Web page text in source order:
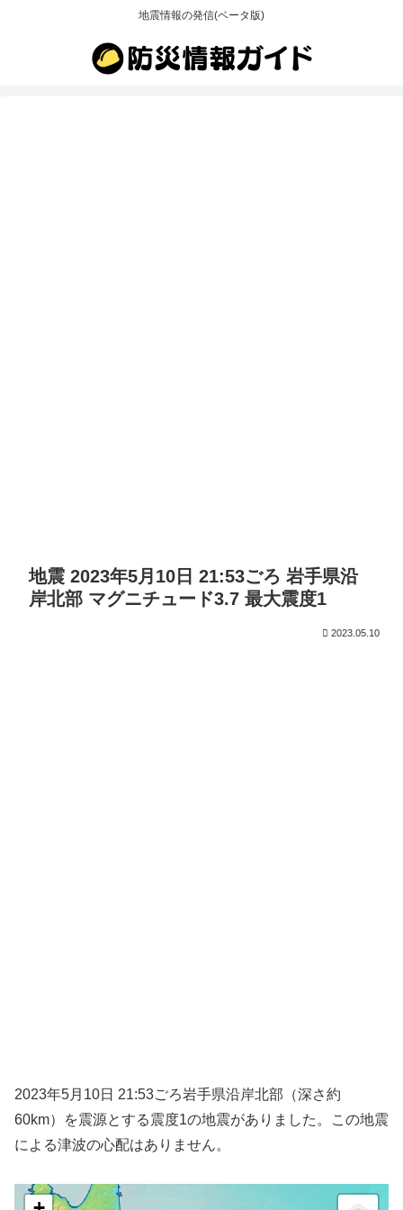
地震情報の発信(ベータ版)
地震 2023年5月10日 21:53ごろ 岩手県沿
岸北部 マグニチュード3.7 最大震度1
2023.05.10
2023年5月10日 21:53ごろ岩手県沿岸北部（深さ約
60km）を震源とする震度1の地震がありました。この地震
による津波の心配はありません。